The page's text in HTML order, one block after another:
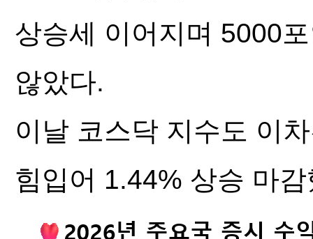
상승세 이어지며 5000
않았다.
이날 코스닥 지수도 이
힘입어 1.44% 상승 마